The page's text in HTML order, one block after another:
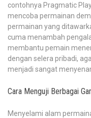
contohnya Pragmatic
mencoba permainan
permainan yang
cuma menambah
membantu pemain
dengan selera pribadi,
menjadi sangat
Cara Menguji Berbagai
Menyelami alam